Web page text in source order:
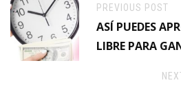
PREVIOUS POST
ASÍ PUEDES
LIBRE PARA